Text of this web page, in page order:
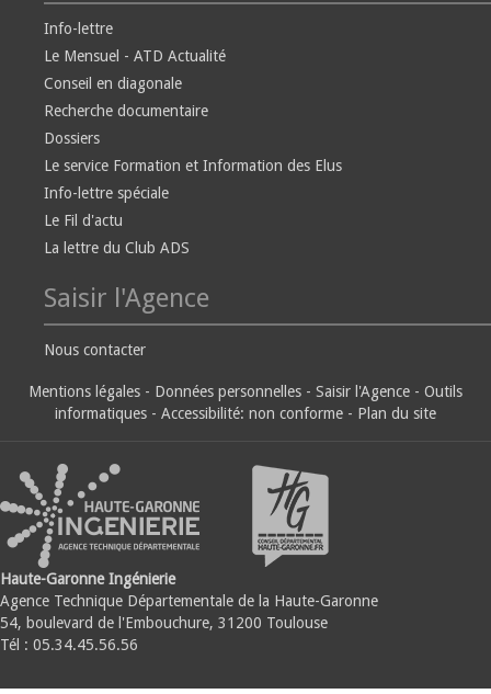
Info-lettre
Le Mensuel - ATD Actualité
Conseil en diagonale
Recherche documentaire
Dossiers
Le service Formation et Information des Elus
Info-lettre spéciale
Le Fil d'actu
La lettre du Club ADS
Saisir l'Agence
Nous contacter
Mentions légales - Données personnelles - Saisir l'Agence - Outils
informatiques - Accessibilité: non conforme - Plan du site
Haute-Garonne Ingénierie
Agence Technique Départementale de la Haute-Garonne
54, boulevard de l'Embouchure, 31200 Toulouse
Tél : 05.34.45.56.56